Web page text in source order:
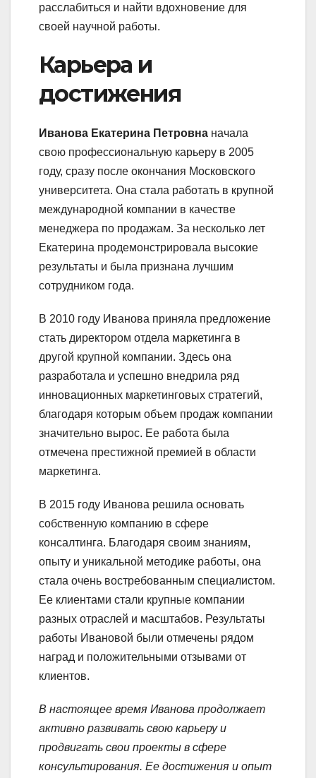
расслабиться и найти вдохновение для
своей научной работы.
Карьера и
достижения
Иванова Екатерина Петровна начала
свою профессиональную карьеру в 2005
году, сразу после окончания Московского
университета. Она стала работать в крупной
международной компании в качестве
менеджера по продажам. За несколько лет
Екатерина продемонстрировала высокие
результаты и была признана лучшим
сотрудником года.
В 2010 году Иванова приняла предложение
стать директором отдела маркетинга в
другой крупной компании. Здесь она
разработала и успешно внедрила ряд
инновационных маркетинговых стратегий,
благодаря которым объем продаж компании
значительно вырос. Ее работа была
отмечена престижной премией в области
маркетинга.
В 2015 году Иванова решила основать
собственную компанию в сфере
консалтинга. Благодаря своим знаниям,
опыту и уникальной методике работы, она
стала очень востребованным специалистом.
Ее клиентами стали крупные компании
разных отраслей и масштабов. Результаты
работы Ивановой были отмечены рядом
наград и положительными отзывами от
клиентов.
В настоящее время Иванова продолжает
активно развивать свою карьеру и
продвигать свои проекты в сфере
консультирования. Ее достижения и опыт